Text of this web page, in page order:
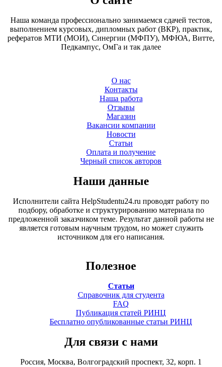
Наша команда профессионально занимаемся сдачей тестов,
выполнением курсовых, дипломных работ (ВКР), практик,
рефератов МТИ (МОИ), Синергии (МФПУ), МФЮА, Витте,
Педкампус, ОмГа и так далее
О нас
Контакты
Наша работа
Отзывы
Магазин
Вакансии компании
Новости
Статьи
Оплата и получение
Черный список авторов
Наши данные
Исполнители сайта HelpStudentu24.ru проводят работу по
подбору, обработке и структурированию материала по
предложенной заказчиком теме. Результат данной работы не
является готовым научным трудом, но может служить
источником для его написания.
Полезное
Статьи
Справочник для студента
FAQ
Публикация статей РИНЦ
Бесплатно опубликованные статьи РИНЦ
Для связи с нами
Россия, Москва, Волгоградский проспект, 32, корп. 1